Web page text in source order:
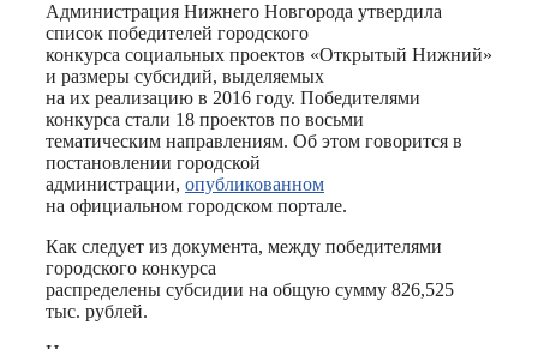
Администрация Нижнего Новгорода утвердила
список победителей городского
конкурса социальных проектов «Открытый Нижний»
и размеры субсидий, выделяемых
на их реализацию в 2016 году. Победителями
конкурса стали 18 проектов по восьми
тематическим направлениям. Об этом говорится в
постановлении городской
администрации, опубликованном
на официальном городском портале.
Как следует из документа, между победителями
городского конкурса
распределены субсидии на общую сумму 826,525
тыс. рублей.